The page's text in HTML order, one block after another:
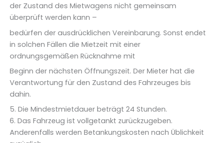
der Zustand des Mietwagens nicht gemeinsam
überprüft werden kann –
bedürfen der ausdrücklichen Vereinbarung. Sonst endet
in solchen Fällen die Mietzeit mit einer
ordnungsgemäßen Rücknahme mit
Beginn der nächsten Öffnungszeit. Der Mieter hat die
Verantwortung für den Zustand des Fahrzeuges bis
dahin.
5. Die Mindestmietdauer beträgt 24 Stunden.
6. Das Fahrzeug ist vollgetankt zurückzugeben.
Anderenfalls werden Betankungskosten nach Üblichkeit